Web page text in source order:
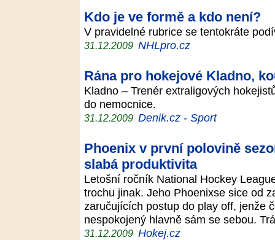
Kdo je ve formě a kdo není?
V pravidelné rubrice se tentokráte
31.12.2009 NHLpro.cz
Rána pro hokejové Kladno,
Kladno – Trenér extraligových
do nemocnice.
31.12.2009 Denik.cz - Sport
Phoenix v první polovině
slabá produktivita
Letošní ročník National Hockey
trochu jinak. Jeho Phoenixse sice od
zaručujících postup do play off, jenže
nespokojený hlavně sám se sebou.
31.12.2009 Hokej.cz